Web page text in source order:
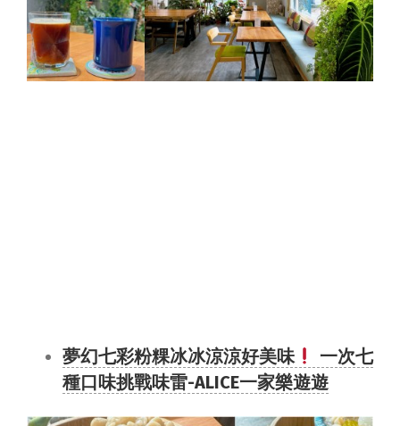
夢幻七彩粉粿冰冰涼涼好美味
一次七
種口味挑戰味雷-ALICE一家樂遊遊